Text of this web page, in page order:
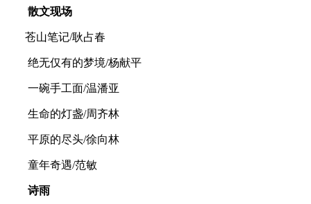
散文现场
苍山笔记/耿占春
绝无仅有的梦境/杨献平
一碗手工面/温潘亚
生命的灯盏/周齐林
平原的尽头/徐向林
童年奇遇/范敏
诗雨